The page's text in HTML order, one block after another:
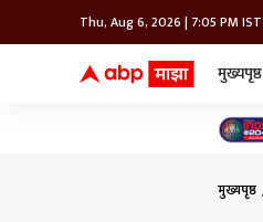
Thu, Aug 6, 2026 | 7:05 PM IST
मुख्यपृष्ठ
मुख्यपृष्ठ